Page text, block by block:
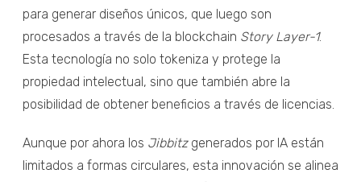
para generar diseños únicos, que luego son
procesados a través de la blockchain Story Layer-1.
Esta tecnología no solo tokeniza y protege la
propiedad intelectual, sino que también abre la
posibilidad de obtener beneficios a través de licencias.
Aunque por ahora los Jibbitzgenerados por IA están
limitados a formas circulares, esta innovación se alinea